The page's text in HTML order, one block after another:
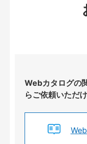
Webカタログの
らご依頼いただけ